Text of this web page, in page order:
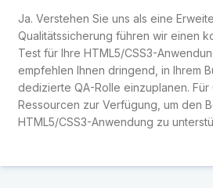
Ja. Verstehen Sie uns als eine
Qualitätssicherung führen wir einen
Test für Ihre HTML5/CSS3-
empfehlen Ihnen dringend, in Ihrem
dedizierte QA-Rolle einzuplanen. Für
Ressourcen zur Verfügung, um den
HTML5/CSS3-Anwendung zu